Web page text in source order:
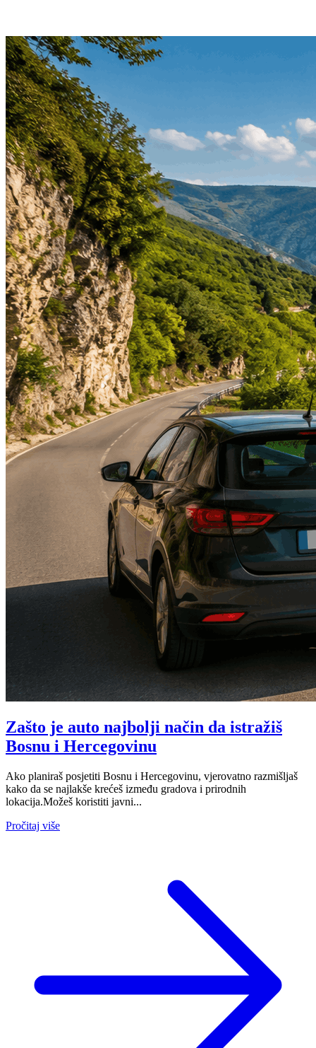
Zašto je auto najbolji način da istražiš
Bosnu i Hercegovinu
Ako planiraš posjetiti Bosnu i Hercegovinu, vjerovatno razmišljaš
kako da se najlakše krećeš između gradova i prirodnih
lokacija.Možeš koristiti javni...
Pročitaj više